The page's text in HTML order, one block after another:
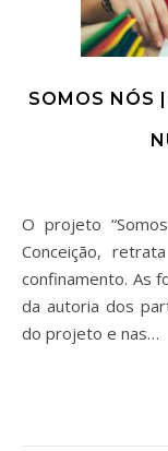
SOMOS NÓS
O projeto “Somos nós”, da autoria do fotógrafo Nuno
Conceição,
confinamento. As
da autoria dos
do projeto e nas…